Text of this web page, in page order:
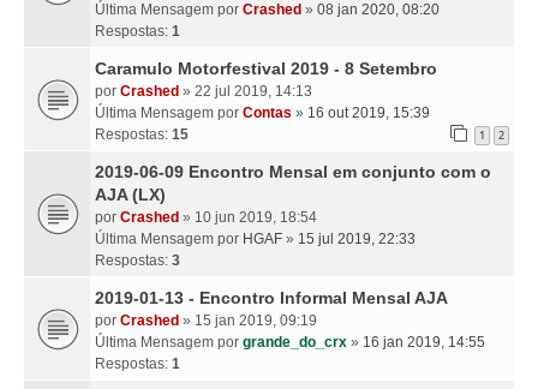
Última Mensagem por Crashed » 08 jan 2020, 08:20
Respostas: 1
Caramulo Motorfestival 2019 - 8 Setembro
por Crashed » 22 jul 2019, 14:13
Última Mensagem por Contas » 16 out 2019, 15:39
Respostas: 15 1 2
2019-06-09 Encontro Mensal em conjunto com o
AJA (LX)
por Crashed » 10 jun 2019, 18:54
Última Mensagem por HGAF » 15 jul 2019, 22:33
Respostas: 3
2019-01-13 - Encontro Informal Mensal AJA
por Crashed » 15 jan 2019, 09:19
Última Mensagem por grande_do_crx » 16 jan 2019, 14:55
Respostas: 1